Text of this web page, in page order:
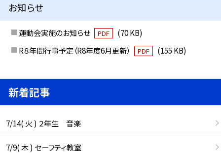
お知らせ
運動会実施のお知らせ PDF
(70 KB)
R８年間行事予定（R8年度6月更新）
PDF (155 KB)
新着記事
7/14( 火 ) ２年生 音楽
7/9( 木 ) セーフティ教室